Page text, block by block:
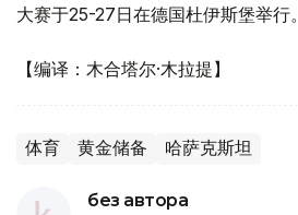
大赛于25-27日在德国杜伊斯堡举行。
【编译：木合塔尔·木拉提】
体育 黄金储备 哈萨克斯坦
без автора